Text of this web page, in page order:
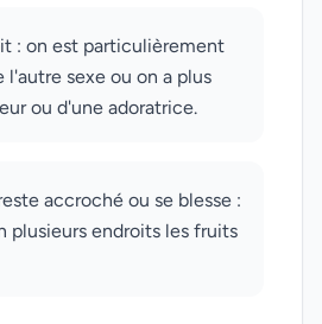
: on est particulièrement
l'autre sexe ou on a plus
ou d'une adoratrice.
accroché ou se blesse :
plusieurs endroits les fruits